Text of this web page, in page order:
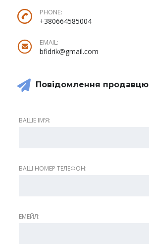
PHONE:
+380664585004
EMAIL:
bfidrik@gmail.com
Повідомлення продавцю
ВАШЕ ІМʼЯ:
ВАШ НОМЕР ТЕЛЕФОН:
ЕМЕЙЛ: